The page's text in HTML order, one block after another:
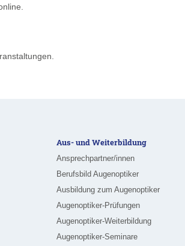
Aus- und Weiterbildung
Ansprechpartner/innen
Berufsbild Augenoptiker
Ausbildung zum Augenoptiker
Augenoptiker-Prüfungen
Augenoptiker-Weiterbildung
Augenoptiker-Seminare